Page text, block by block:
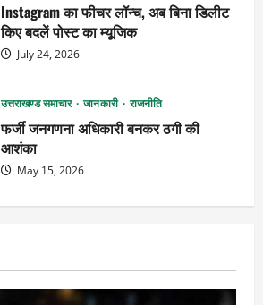
Instagram का फीचर लॉन्च, अब बिना डिलीट
किए बदलें पोस्ट का म्यूजिक
July 24, 2026
उत्तराखण्ड समाचार जानकारी राजनीति
फर्जी जनगणना अधिकारी बनकर ठगी की
आशंका
May 15, 2026